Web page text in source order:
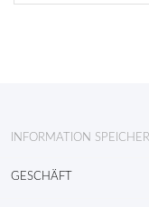
INFORMATION
GESCHÄFT